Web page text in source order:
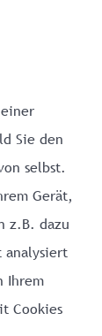
Sie den
selbst.
Gerät,
z.B. dazu
analysiert
Ihrem
Cookies